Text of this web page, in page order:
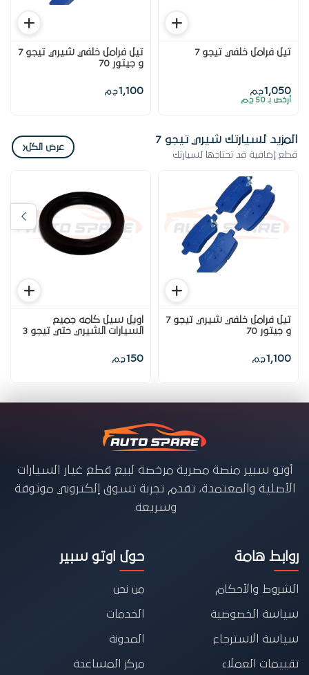
تيل فرامل خلفي تيجو 7
1,050ج.م
أرخص بـ 50 ج.م
تيل فرامل خلفي شيري تيجو 7
و جيتور 70
1,100ج.م
المزيد لسيارتك شيري تيجو 7
قطع إضافية قد تحتاجها لسيارتك
عرض الكل‹
تيل فرامل خلفي شيري تيجو 7
و جيتور 70
1,100ج.م
اويل سيل كامه جميع
السيارات الشيري حتي تيجو 3
150ج.م
أوتو سبير منصة مصرية مرخصة لبيع قطع غيار السيارات
الأصلية والمعتمدة، تقدم تجربة تسوق إلكتروني موثوقة
وسريعة.
روابط هامة
الشروط والأحكام
سياسة الخصوصية
سياسة الاسترجاع
تقييمات العملاء
حول اوتو سبير
من نحن
الخدمات
المدونة
مركز المساعدة